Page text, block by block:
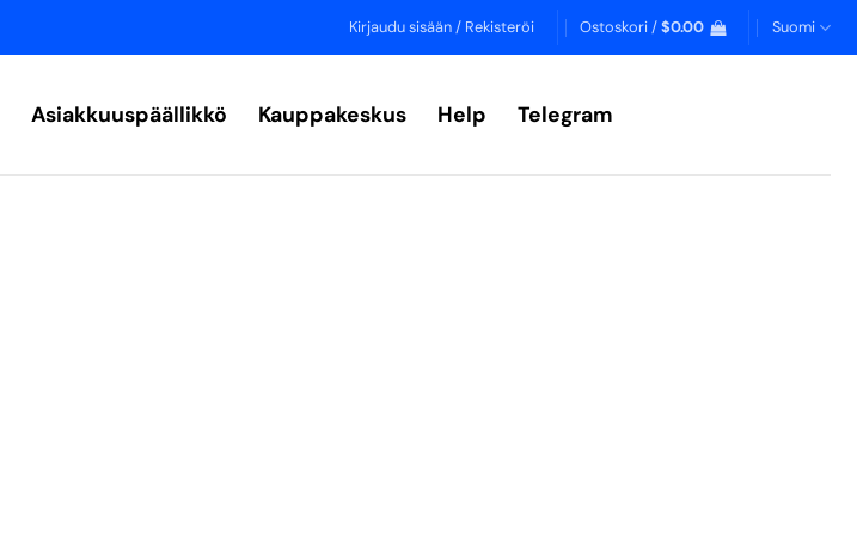
Kirjaudu sisään / Rekisteröi Ostoskori /$0.00 Suomi
Asiakkuuspäällikkö Kauppakeskus Help Telegram